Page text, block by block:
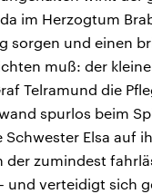
im Herzogtum
sorgen und einen
muß: der
Telramund die
spurlos beim
Schwester Elsa auf
der zumindest
und verteidigt sich